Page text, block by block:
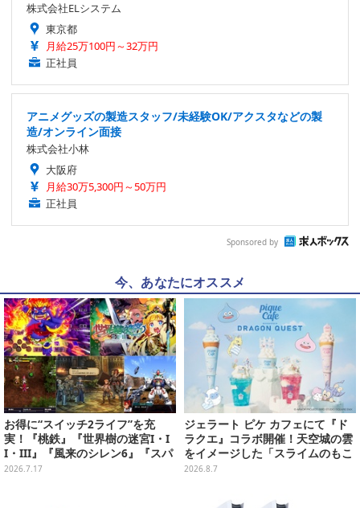
株式会社ELシステム
東京都
月給25万100円～32万円
正社員
アニメグッズの製造スタッフ/未経験OK/アクスタなどの製
造/オンライン面接
株式会社小林
大阪府
月給30万5,300円～50万円
正社員
Sponsored by
今、あなたにオススメ
お得に“スイッチ2ライフ”を充
実！『桃鉄』『世界樹の迷宮I・I
I・III』『風来のシレン6』『スパ
ロボY』が3,278円─ゲオ店舗のゲ
2026.7.17
ジェラート ピケ カフェにて『ド
ラクエ』コラボ開催！天空城の雲
をイメージした「スライムのもこ
もこ天空クレープ」などを提供
2026.8.7